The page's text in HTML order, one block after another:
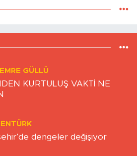
GÜLLÜ
KURTULUŞ VAKTİ NE
dengeler değişiyor